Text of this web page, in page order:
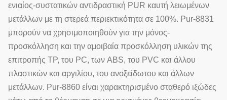
ενιαίος-συστατικών αντιδραστική PUR καυτή λειωμένων
μετάλλων με τη στερεά περιεκτικότητα σε 100%. Pur-8831
μπορούν να χρησιμοποιηθούν για την μόνος-
προσκόλληση και την αμοιβαία προσκόλληση υλικών της
επιτροπής TP, του PC, των ABS, του PVC και άλλου
πλαστικών και αργιλίου, του ανοξείδωτου και άλλων
μετάλλων. Pur-8860 είναι χαρακτηρισμένο σταθερό ιξώδες